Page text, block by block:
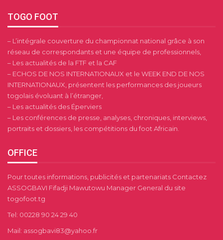
TOGO FOOT
– L’intégrale couverture du championnat national grâce à son
réseau de correspondants et une équipe de professionnels,
– Les actualités de la FTF et la CAF
– ECHOS DE NOS INTERNATIONAUX et le WEEK END DE NOS
INTERNATIONAUX, présentent les performances des joueurs
togolais évoluant à l’étranger,
– Les actualités des Éperviers
– Les conférences de presse, analyses, chroniques, interviews,
portraits et dossiers, les compétitions du foot Africain.
OFFICE
Pour toutes informations, publicités et partenariats Contactez
ASSOGBAVI Fifadji Mawutowu Manager General du site
togofoot.tg
Tel: 00228 90 24 29 40
Mail: assogbavi83@yahoo.fr